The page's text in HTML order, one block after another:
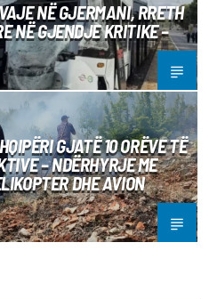
NË GJERMANI, RRETH
NË GJENDJE KRITIKE –
GJATË 10 ORËVE TË
– NDËRHYRJE ME
DHE AVION